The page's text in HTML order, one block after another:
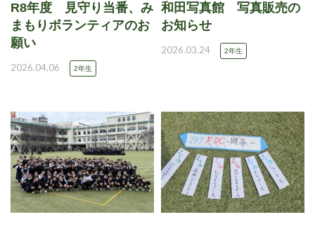
R8年度 見守り当番、み
まもりボランティアのお
願い
2026.04.06 2年生
和田写真館 写真販売の
お知らせ
2026.03.24 2年生